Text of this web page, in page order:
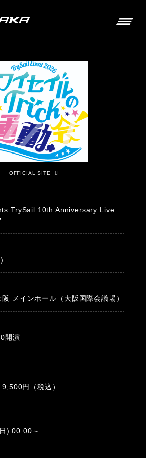
OFFICIAL SITE
TrySail 10th Anniversary Live
メインホール（大阪国際会議場）
開演
円（税込）
) 00:00～